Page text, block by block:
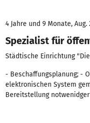
4 Jahre und 9 Monate, Aug.
Spezialist für
Städtische Einrichtung
- Beschaffungsplanung; -
elektronischen System
Bereitstellung